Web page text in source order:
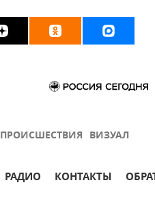
ПРОИСШЕСТВИЯ ВИЗУАЛ
РАДИО КОНТАКТЫ